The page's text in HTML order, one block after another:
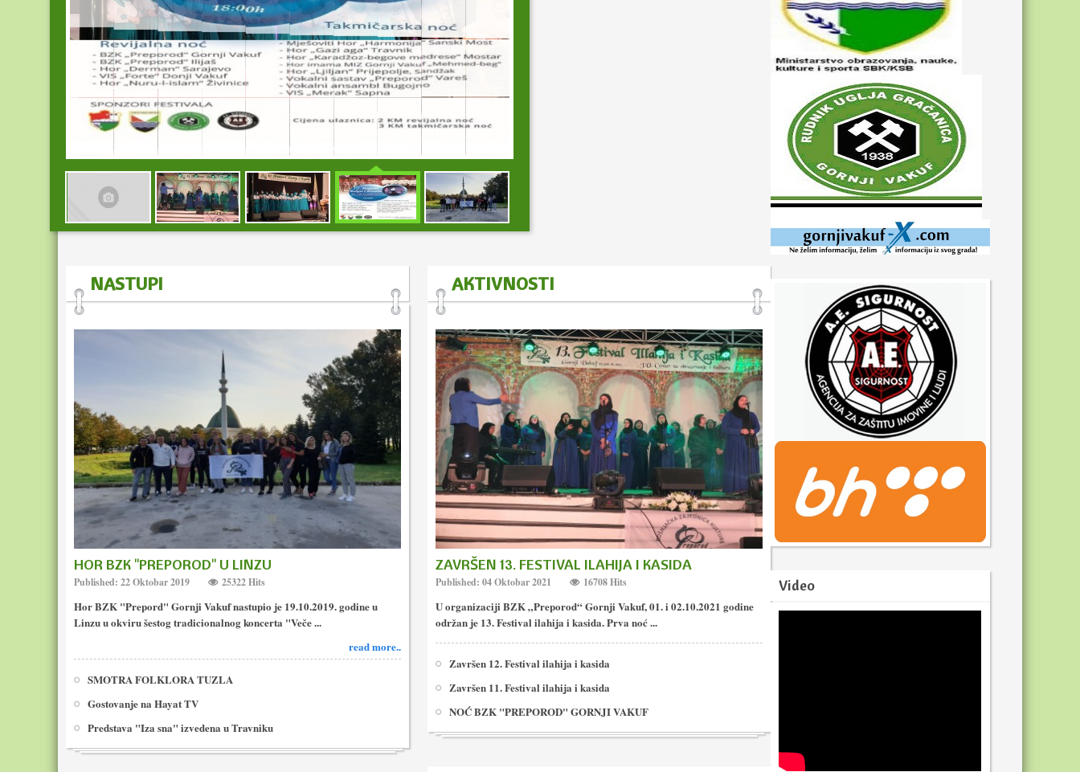
OBAVIJEST
Pozivamo Vas da podržite organizaciju Bošnjačke zajednice kulture „Preporod“ Gornji
Vakuf “12.Festival ilahija i ...
NASTUPI
HOR BZK "PREPOROD" U LINZU
Published: 22 Oktobar 2019 25322 Hits
Hor BZK "Prepord" Gornji Vakuf nastupio je 19.10.2019. godine u
Linzu u okviru šestog tradicionalnog koncerta "Veče ...
read more..
SMOTRA FOLKLORA TUZLA
Gostovanje na Hayat TV
Predstava "Iza sna" izvedena u Travniku
AKTIVNOSTI
ZAVRŠEN 13. FESTIVAL ILAHIJA I KASIDA
Published: 04 Oktobar 2021 16708 Hits
U organizaciji BZK „Preporod“ Gornji Vakuf, 01. i 02.10.2021 godine
održan je 13. Festival ilahija i kasida. Prva noć ...
Završen 12. Festival ilahija i kasida
Završen 11. Festival ilahija i kasida
NOĆ BZK "PREPOROD" GORNJI VAKUF
Video